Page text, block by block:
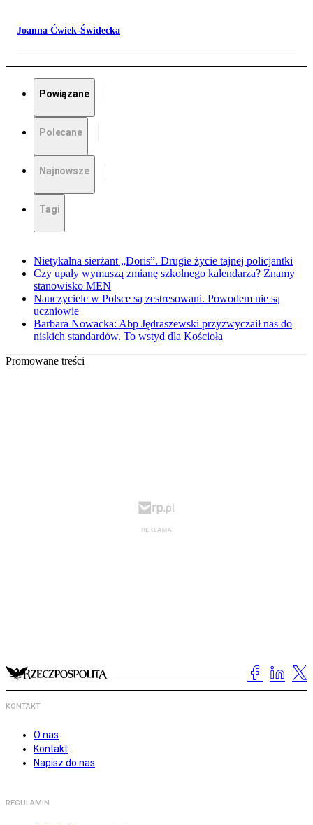
Joanna Ćwiek-Świdecka
Powiązane
Polecane
Najnowsze
Tagi
Nietykalna sierżant „Doris”. Drugie życie tajnej policjantki
Czy upały wymuszą zmianę szkolnego kalendarza? Znamy
stanowisko MEN
Nauczyciele w Polsce są zestresowani. Powodem nie są
uczniowie
Barbara Nowacka: Abp Jędraszewski przyzwyczaił nas do
niskich standardów. To wstyd dla Kościoła
Promowane treści
KONTAKT
O nas
Kontakt
Napisz do nas
REGULAMIN